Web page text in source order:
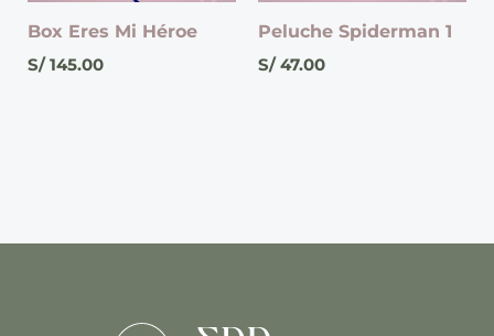
Box Eres Mi Héroe
S/145.00
Peluche Spiderman 1
S/47.00